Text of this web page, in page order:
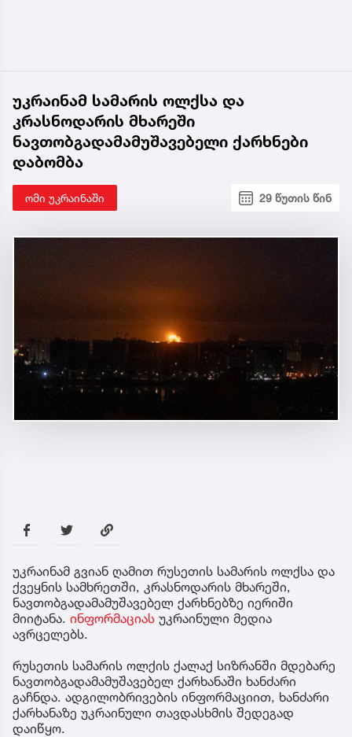
უკრაინამ სამარის ოლქსა და
კრასნოდარის მხარეში
ნავთობგადამამუშავებელი ქარხნები
დაბომბა
ომი უკრაინაში 29 წუთის წინ
უკრაინამ გვიან ღამით რუსეთის სამარის ოლქსა და
ქვეყნის სამხრეთში, კრასნოდარის მხარეში,
ნავთობგადამამუშავებელ ქარხნებზე იერიში
მიიტანა. ინფორმაციას უკრაინული მედია
ავრცელებს.
რუსეთის სამარის ოლქის ქალაქ სიზრანში მდებარე
ნავთობგადამამუშავებელ ქარხანაში ხანძარი
გაჩნდა. ადგილობრივების ინფორმაციით, ხანძარი
ქარხანაზე უკრაინული თავდასხმის შედეგად
დაიწყო.